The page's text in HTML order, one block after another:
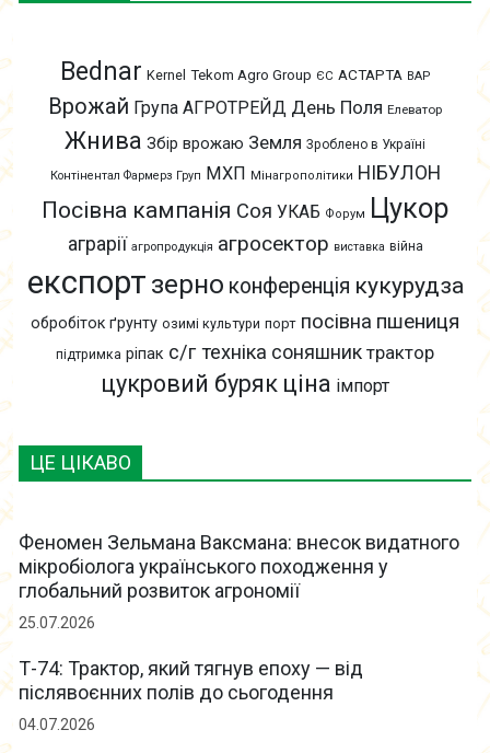
ЦЕ ЦІКАВО
Феномен Зельмана Ваксмана: внесок видатного
мікробіолога українського походження у
глобальний розвиток агрономії
25.07.2026
Т-74: Трактор, який тягнув епоху — від
післявоєнних полів до сьогодення
04.07.2026
Bednar Kernel Tekom Agro Group ЄС АСТАРТА ВАР
Врожай Група АГРОТРЕЙД День Поля Елеватор
Жнива Збір врожаю Земля Зроблено в Україні
Контінентал Фармерз Груп МХП Мінагрополітики НІБУЛОН
Посівна кампанія Соя УКАБ Форум Цукор
аграрії агропродукція агросектор виставка війна
експорт зерно конференція кукурудза
обробіток ґрунту озимі культури порт посівна пшениця
підтримка ріпак с/г техніка соняшник трактор
цукровий буряк ціна імпорт